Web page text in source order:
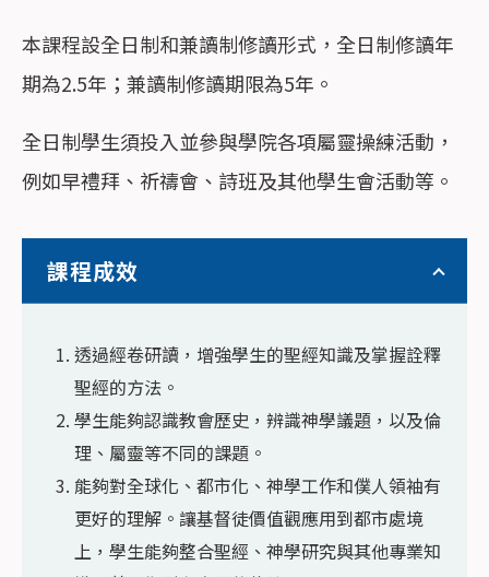
本課程設全日制和兼讀制修讀形式，全日制修讀年
期為2.5年；兼讀制修讀期限為5年。
全日制學生須投入並參與學院各項屬靈操練活動，
例如早禮拜、祈禱會、詩班及其他學生會活動等。
課程成效
透過經卷研讀，增強學生的聖經知識及掌握詮釋
聖經的方法。
學生能夠認識教會歷史，辨識神學議題，以及倫
理、屬靈等不同的課題。
能夠對全球化、都市化、神學工作和僕人領袖有
更好的理解。讓基督徒價值觀應用到都市處境
上，學生能夠整合聖經、神學研究與其他專業知